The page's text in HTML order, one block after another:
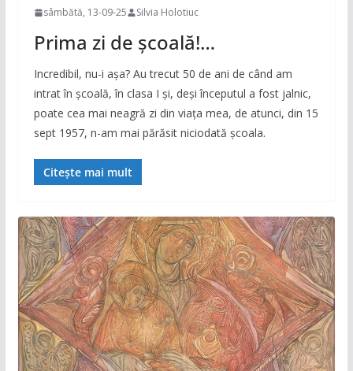
sâmbătă, 13-09-25 Silvia Holotiuc
Prima zi de şcoală!…
Incredibil, nu-i aşa? Au trecut 50 de ani de când am
intrat în şcoală, în clasa I şi, deşi începutul a fost jalnic,
poate cea mai neagră zi din viaţa mea, de atunci, din 15
sept 1957, n-am mai părăsit niciodată şcoala.
Citește mai mult